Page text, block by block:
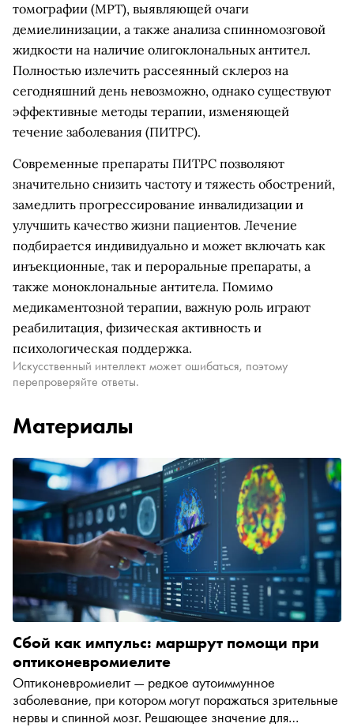
томографии (МРТ), выявляющей очаги
демиелинизации, а также анализа спинномозговой
жидкости на наличие олигоклональных антител.
Полностью излечить рассеянный склероз на
сегодняшний день невозможно, однако существуют
эффективные методы терапии, изменяющей
течение заболевания (ПИТРС).
Современные препараты ПИТРС позволяют
значительно снизить частоту и тяжесть обострений,
замедлить прогрессирование инвалидизации и
улучшить качество жизни пациентов. Лечение
подбирается индивидуально и может включать как
инъекционные, так и пероральные препараты, а
также моноклональные антитела. Помимо
медикаментозной терапии, важную роль играют
реабилитация, физическая активность и
психологическая поддержка.
Искусственный интеллект может ошибаться, поэтому
перепроверяйте ответы.
Материалы
Сбой как импульс: маршрут помощи при
оптиконевромиелите
Оптиконевромиелит — редкое аутоиммунное
заболевание, при котором могут поражаться зрительные
нервы и спинной мозг. Решающее значение для